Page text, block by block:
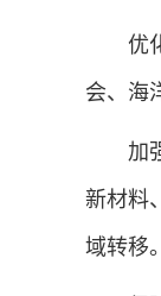
优化
会、海
加强
新材料
域转移。